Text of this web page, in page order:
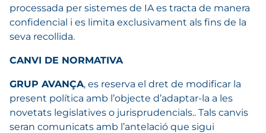
processada per sistemes de IA es tracta de manera
confidencial i es limita exclusivament als fins de la
seva recollida.
CANVI DE NORMATIVA
GRUP AVANÇA, es reserva el dret de modificar la
present política amb l’objecte d’adaptar-la a les
novetats legislatives o jurisprudencials.. Tals canvis
seran comunicats amb l’antelació que sigui